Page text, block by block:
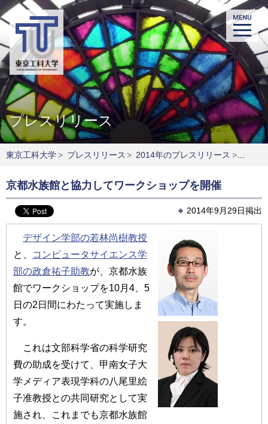
プレスリリース
東京工科大学> プレスリリース > 2014年のプレスリリース >
京都水族館と協力してワークショップを開催
2014年9月29日掲出
デザイン学部の若林尚樹教授
と、
コンピュータサイエンス学
部の政倉祐子助教が、京都水族
館でワークショップを10月4、5
日の2日間にわたって実施しま
す。
これは文部科学省の科学研究
費の助成を受けて、甲南女子大
学メディア表現学科の八尾里絵
子准教授との共同研究として実
施され、これまでも京都水族館